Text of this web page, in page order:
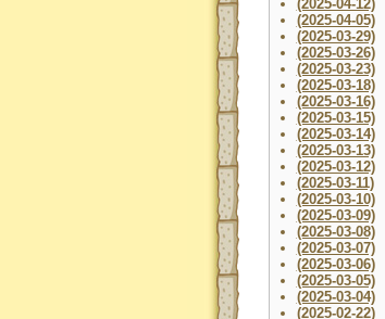
(2025-04-12)
(2025-04-05)
(2025-03-29)
(2025-03-26)
(2025-03-23)
(2025-03-18)
(2025-03-16)
(2025-03-15)
(2025-03-14)
(2025-03-13)
(2025-03-12)
(2025-03-11)
(2025-03-10)
(2025-03-09)
(2025-03-08)
(2025-03-07)
(2025-03-06)
(2025-03-05)
(2025-03-04)
(2025-02-22)